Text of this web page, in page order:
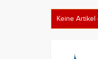
Keine